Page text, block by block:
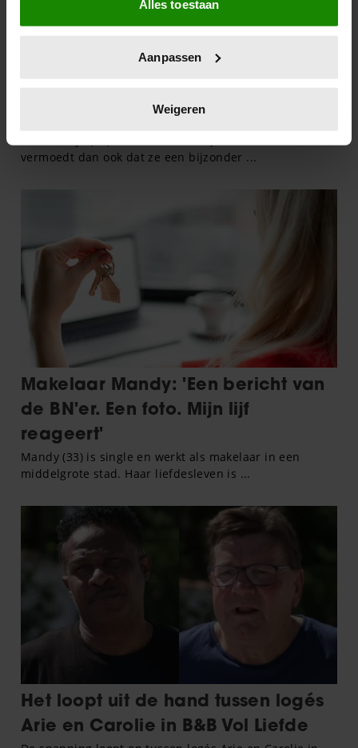
Informatie verzamelen over uw geografische
locatie, die tot een paar meter nauwkeurig kan zijn
scannen op specifieke eigenschappen (fingerprinting)
verwerkt en stel uw voorkeuren in het
intrekken in de Cookieverklaring.
informatie over uw gebruik van onze site met onze
partners voor social media, adverteren en analyse. Deze
partners kunnen deze gegevens combineren met andere
informatie die u aan ze heeft verstrekt of die ze hebben
verzameld op basis van uw gebruik van hun services. U
gaat akkoord met onze cookies als u onze website blijft
Alles toestaan
Aanpassen
Weigeren